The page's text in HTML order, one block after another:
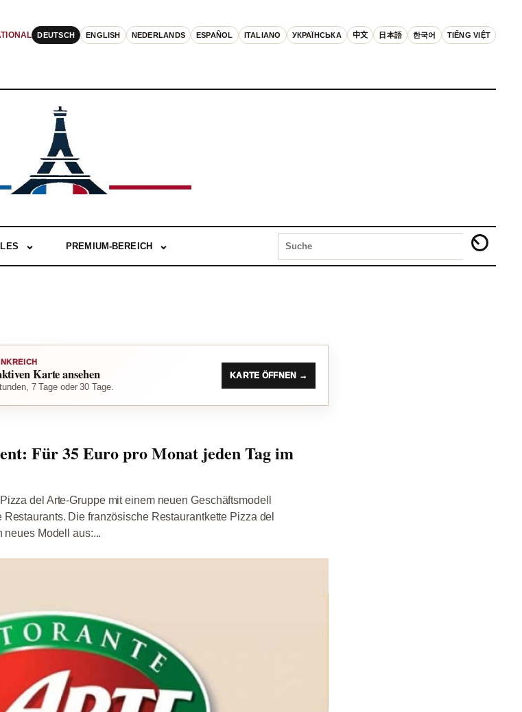
DEUTSCH ENGLISH NEDERLANDS ESPAÑOL ITALIANO УКРАЇНСЬКА 中文 日本語 한국어 TIẾNG VIỆT
PREMIUM-BEREICH
Karte ansehen
7 Tage oder 30 Tage.
KARTE ÖFFNEN →
Für 35 Euro pro Monat jeden Tag im
del Arte-Gruppe mit einem neuen Geschäftsmodell
Die französische Restaurantkette Pizza del
neues Modell aus:...